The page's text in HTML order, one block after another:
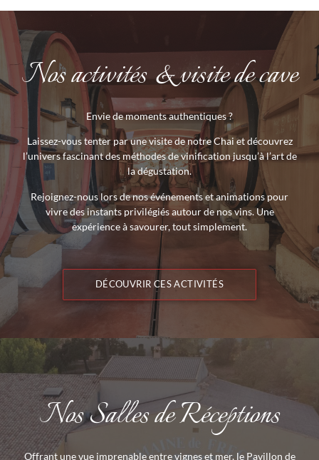
Nos activités & visite de cave
Envie de moments authentiques ?
Laissez-vous tenter par une visite de notre Chai et découvrez
l’univers fascinant des méthodes de vinification jusqu’à l’art de
la dégustation.
Rejoignez-nous lors de nos événements et animations pour
vivre des instants privilégiés autour de nos vins. Une
expérience à savourer, tout simplement.
DÉCOUVRIR CES ACTIVITÉS
Nos Salles de Réceptions
Offrant une vue imprenable entre vignes et mer, le Pavillon de